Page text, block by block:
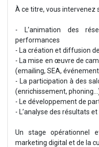
À ce titre, vous intervenez
- L’animation des
performances
- La création et diffusion
- La mise en œuvre de
(emailing, SEA,
- La participation à des
(enrichissement,
- Le développement de
- L’analyse des résultats
Un stage opérationnel
marketing digital et de la